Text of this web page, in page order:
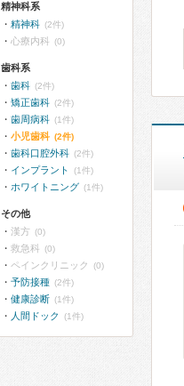
精神科系
精神科 (2件)
心療内科 (0)
歯科系
歯科 (2件)
矯正歯科 (2件)
歯周病科 (1件)
小児歯科 (2件)
歯科口腔外科 (2件)
インプラント (1件)
ホワイトニング (1件)
その他
漢方 (0)
救急科 (0)
ペインクリニック (0)
予防接種 (2件)
健康診断 (1件)
人間ドック (1件)